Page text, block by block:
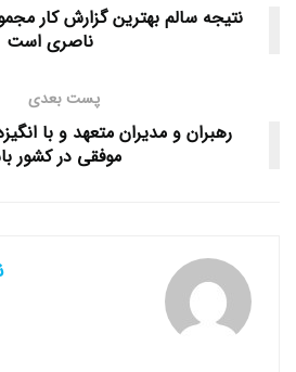
نتیجه سالم بهترین گزارش کار
ناصری است
پست بعدی
رهبران و مدیران متعهد و با
موفقی در کشور